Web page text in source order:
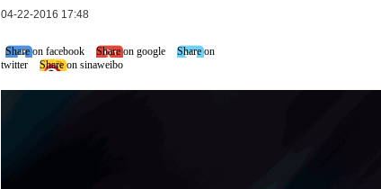
04-22-2016 17:48
Share on facebook Share on google
Share on
twitter
Share on sinaweibo